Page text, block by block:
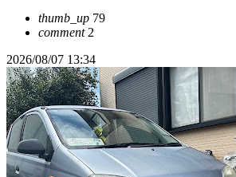
thumb_up 79
comment2
2026/08/07 13:34